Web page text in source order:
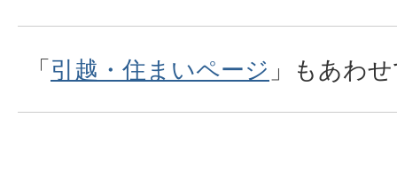
「引越・住まいページ 」もあわ